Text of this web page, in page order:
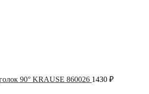
90° KRAUSE 860026 1430 ₽